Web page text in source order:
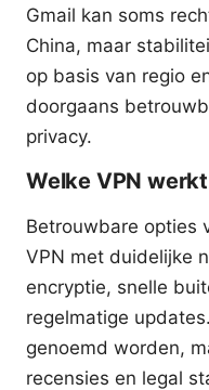
Gmail kan soms
China, maar
op basis van regio
doorgaans
privacy.
Welke VPN
Betrouwbare opties
VPN met duidelijke
encryptie, snelle
regelmatige
genoemd worden,
recensies en legal